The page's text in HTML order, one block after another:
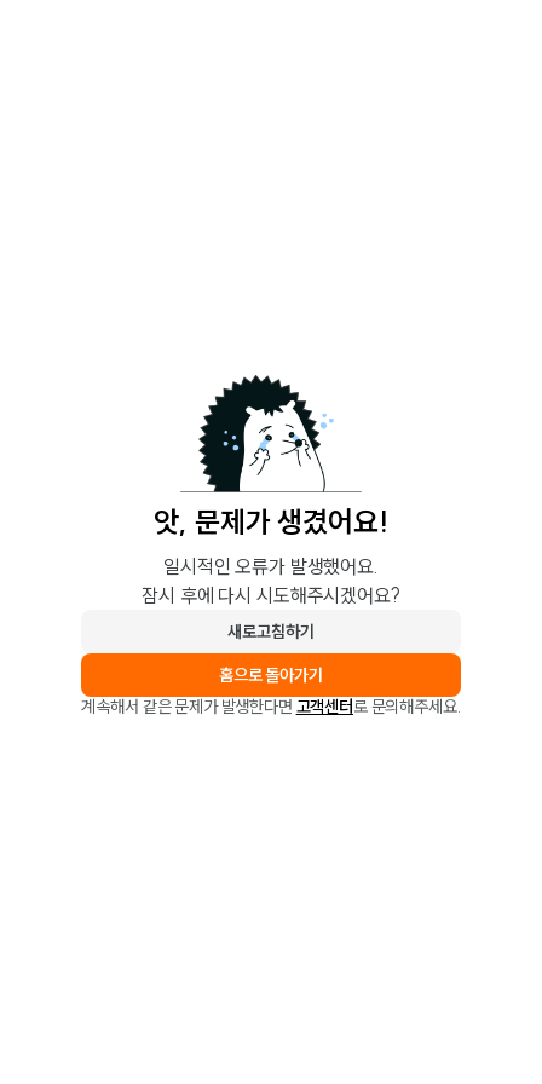
앗, 문제가 생겼어요!
일시적인 오류가 발생했어요.
잠시 후에 다시 시도해주시겠어요?
새로고침하기
홈으로 돌아가기
계속해서 같은 문제가 발생한다면 고객센터로 문의해주세요.